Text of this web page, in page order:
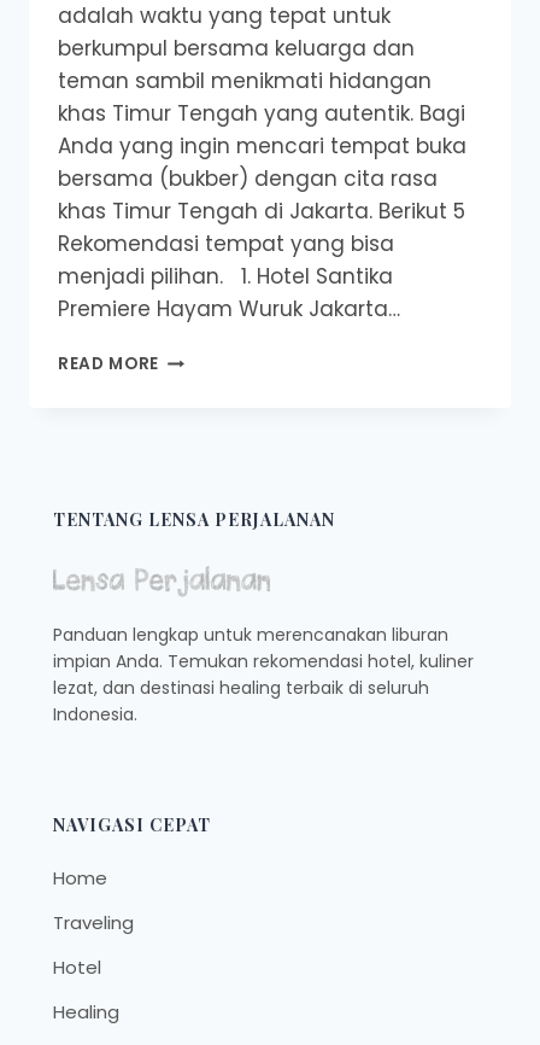
adalah waktu yang tepat untuk
berkumpul bersama keluarga dan
teman sambil menikmati hidangan
khas Timur Tengah yang autentik. Bagi
Anda yang ingin mencari tempat buka
bersama (bukber) dengan cita rasa
khas Timur Tengah di Jakarta. Berikut 5
Rekomendasi tempat yang bisa
menjadi pilihan. 1. Hotel Santika
Premiere Hayam Wuruk Jakarta…
READ MORE REKOMENDASI
HIDANGAN
TENGAH
DI
TENTANG LENSA PERJALANAN
Panduan lengkap untuk merencanakan liburan
impian Anda. Temukan rekomendasi hotel, kuliner
lezat, dan destinasi healing terbaik di seluruh
Indonesia.
NAVIGASI CEPAT
Home
Traveling
Hotel
Healing